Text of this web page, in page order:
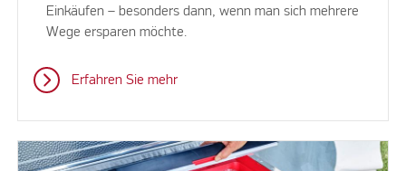
Einkäufen – besonders dann, wenn man sich mehrere
Wege ersparen möchte.
Erfahren Sie mehr